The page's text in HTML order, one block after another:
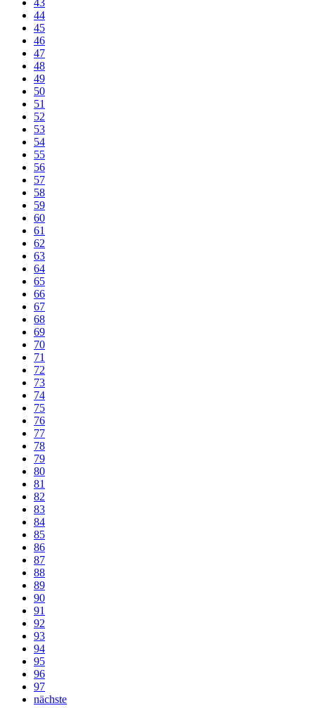
43
44
45
46
47
48
49
50
51
52
53
54
55
56
57
58
59
60
61
62
63
64
65
66
67
68
69
70
71
72
73
74
75
76
77
78
79
80
81
82
83
84
85
86
87
88
89
90
91
92
93
94
95
96
97
nächste